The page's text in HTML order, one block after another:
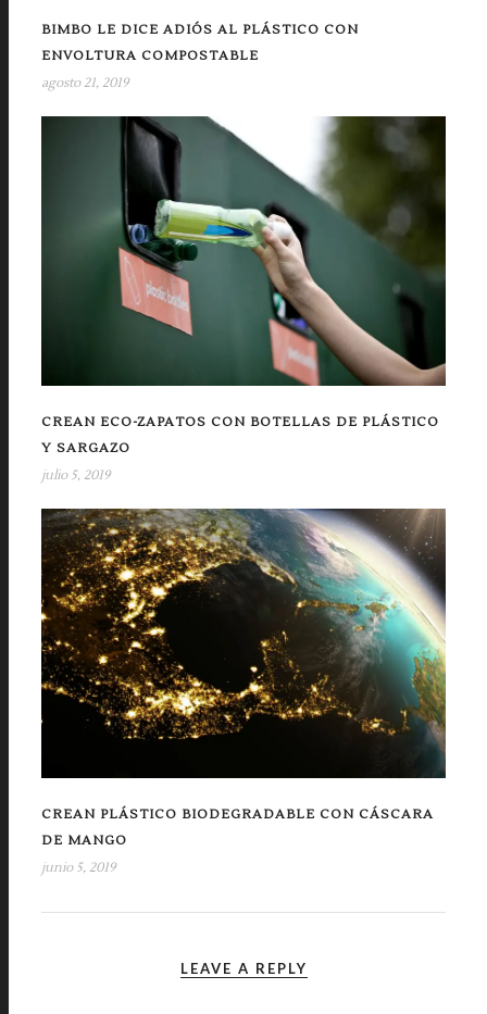
BIMBO LE DICE ADIÓS AL PLÁSTICO CON
ENVOLTURA COMPOSTABLE
agosto 21, 2019
CREAN ECO-ZAPATOS CON BOTELLAS DE PLÁSTICO
Y SARGAZO
julio 5, 2019
CREAN PLÁSTICO BIODEGRADABLE CON CÁSCARA
DE MANGO
junio 5, 2019
LEAVE A REPLY